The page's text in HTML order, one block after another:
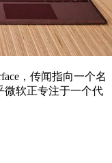
，传闻指向一个名
微软正专注于一个代